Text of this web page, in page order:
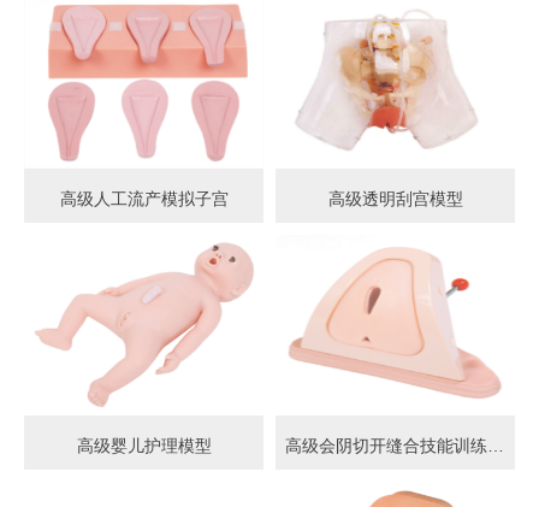
高级人工流产模拟子宫 高级透明刮宫模型
高级婴儿护理模型